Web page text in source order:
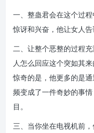
一、整蛊君会在这个过
惊讶和兴奋，他让女人告
二、让整个恶整的过程
人怎么回应这个突如其
惊奇的是，他更多的是
频变成了一件奇妙的事
目。
三、当你坐在电视机前